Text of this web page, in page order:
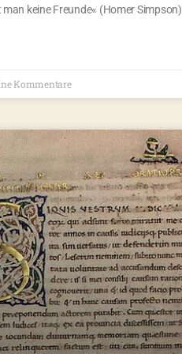
keine Freunde« (Homer Simpson)
Kommentare